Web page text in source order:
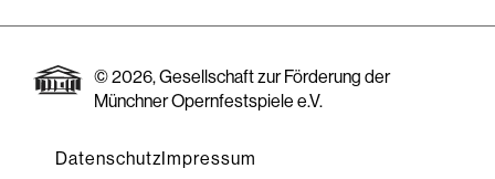
© 2026, Gesellschaft zur Förderung der
Münchner Opernfestspiele e.V.
Datenschutz Impressum